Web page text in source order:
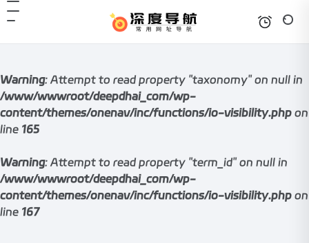
Warning: Attempt to read property "taxonomy" on null in
/www/wwwroot/deepdhai_com/wp-
content/themes/onenav/inc/functions/io-visibility.php on
line 165
Warning: Attempt to read property "term_id" on null in
/www/wwwroot/deepdhai_com/wp-
content/themes/onenav/inc/functions/io-visibility.php on
line 167